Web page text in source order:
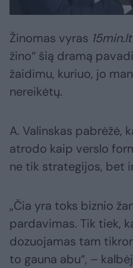
Žinomas vyras 15min.lt
žino“ šią dramą
žaidimu, kuriuo, jo
nereikėtų.
A. Valinskas pabrėžė,
atrodo kaip verslo
ne tik strategijos, bet
„Čia yra toks biznio
pardavimas. Tik tiek,
dozuojamas tam
to gauna abu“, –